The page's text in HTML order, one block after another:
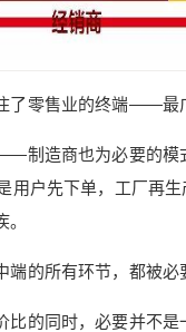
了零售业的终端——最
制造商也为必要的模
用户先下单，工厂再
的所有环节，都被必
比的同时，必要并不是
立刻支付